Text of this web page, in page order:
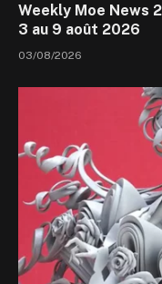
Weekly Moe News
3 au 9 août 2026
03/08/2026